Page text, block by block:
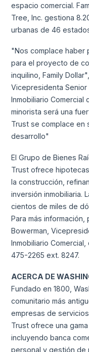
espacio comercial.
Tree, Inc. gestiona
urbanas de 46
"Nos complace haber
para el proyecto de
inquilino, Family
Vicepresidenta
Inmobiliario
minorista será una
Trust se complace
desarrollo"
El Grupo de Bienes
Trust ofrece
la construcción,
inversión inmobiliaria.
cientos de miles de
Para más
Bowerman,
Inmobiliario
475-2265 ext. 8247.
ACERCA DE
Fundado en 1800,
comunitario más
empresas de
Trust ofrece una
incluyendo banca
personal y gestión de